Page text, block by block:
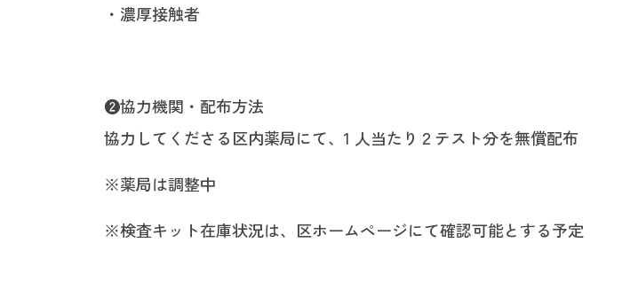
・濃厚接触者
❷協力機関・配布方法
協力してくださる区内薬局にて、1 人当たり２テスト分を無償配布
※薬局は調整中
※検査キット在庫状況は、区ホームページにて確認可能とする予定